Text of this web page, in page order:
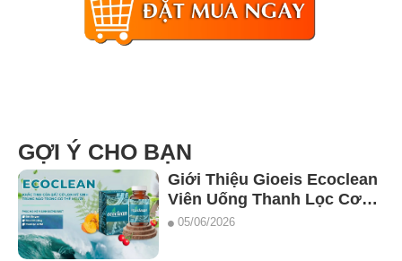
GỢI Ý CHO BẠN
Giới Thiệu Gioeis Ecoclean
Viên Uống Thanh Lọc Cơ
Thể Diệt Ký Sinh Trùng
05/06/2026